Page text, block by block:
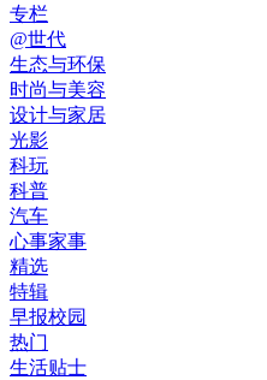
专栏
@世代
生态与环保
时尚与美容
设计与家居
光影
科玩
科普
汽车
心事家事
精选
特辑
早报校园
热门
生活贴士